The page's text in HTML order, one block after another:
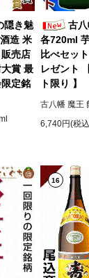
隠き魅
造 米
売店
賞 最
定銘
古
各720ml
比べセッ
レゼント
ト限り 】
古八幡 魔王
6,740円(税
16